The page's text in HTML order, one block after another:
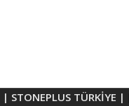
| STONEPLUS TÜRKİYE |